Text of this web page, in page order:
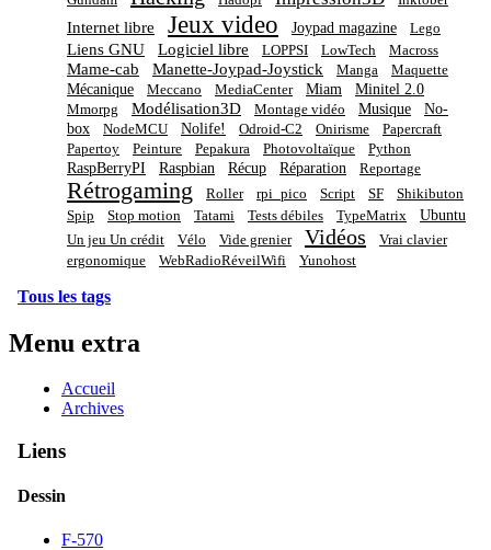
Internet libre Jeux video Joypad magazine Lego
Liens GNU Logiciel libre LOPPSI LowTech Macross
Mame-cab Manette-Joypad-Joystick Manga Maquette
Mécanique Meccano MediaCenter Miam Minitel 2.0
Mmorpg Modélisation3D Montage vidéo Musique
No-
box
NodeMCU Nolife! Odroid-C2 Onirisme
Papercraft
Papertoy
Peinture Pepakura Photovoltaïque Python
RaspBerryPI Raspbian Récup Réparation Reportage
Rétrogaming Roller rpi_pico Script SF
Shikibuton
Spip
Stop motion Tatami Tests débiles TypeMatrix Ubuntu
Un jeu Un crédit Vélo Vide grenier Vidéos
Vrai clavier
ergonomique
WebRadioRéveilWifi Yunohost
Tous les tags
Menu extra
Accueil
Archives
Liens
Dessin
F-570